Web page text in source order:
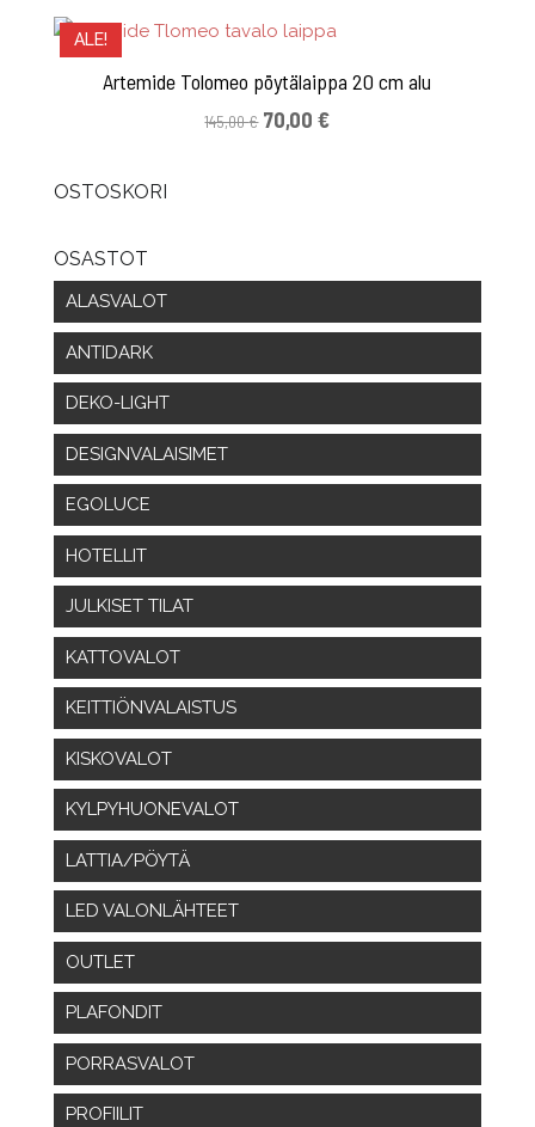
ALE!
Artemide Tolomeo pöytälaippa 20 cm alu
145,00€ Alkuperäinen
70,00€Nykyinen
OSTOSKORI
OSASTOT
ALASVALOT
ANTIDARK
DEKO-LIGHT
DESIGNVALAISIMET
EGOLUCE
HOTELLIT
JULKISET TILAT
KATTOVALOT
KEITTIÖNVALAISTUS
KISKOVALOT
KYLPYHUONEVALOT
LATTIA/PÖYTÄ
LED VALONLÄHTEET
OUTLET
PLAFONDIT
PORRASVALOT
PROFIILIT